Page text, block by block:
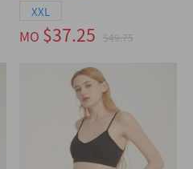
XXL
MO $37.25 $49.75